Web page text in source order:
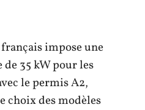
impose une
35 kW pour les
le permis A2,
choix des modèles